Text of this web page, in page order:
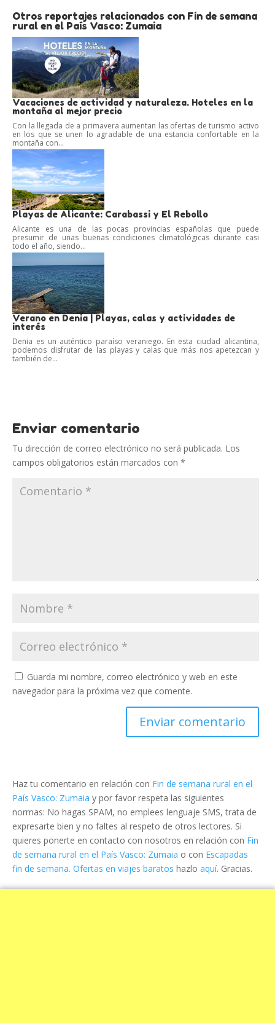
Otros reportajes relacionados con Fin de semana
rural en el País Vasco: Zumaia
Vacaciones de actividad y naturaleza. Hoteles en la
montaña al mejor precio
Con la llegada de a primavera aumentan las ofertas de turismo activo
en los que se unen lo agradable de una estancia confortable en la
montaña con...
Playas de Alicante: Carabassi y El Rebollo
Alicante es una de las pocas provincias españolas que puede
presumir de unas buenas condiciones climatológicas durante casi
todo el año, siendo...
Verano en Denia | Playas, calas y actividades de
interés
Denia es un auténtico paraíso veraniego. En esta ciudad alicantina,
podemos disfrutar de las playas y calas que más nos apetezcan y
también de...
Enviar comentario
Tu dirección de correo electrónico no será publicada. Los
campos obligatorios están marcados con *
Guarda mi nombre, correo electrónico y web en este
navegador para la próxima vez que comente.
Haz tu comentario en relación con Fin de semana rural en el
País Vasco: Zumaia y por favor respeta las siguientes
normas: No hagas SPAM, no emplees lenguaje SMS, trata de
expresarte bien y no faltes al respeto de otros lectores. Si
quieres ponerte en contacto con nosotros en relación con Fin
de semana rural en el País Vasco: Zumaia o con Escapadas
fin de semana. Ofertas en viajes baratos hazlo aquí. Gracias.